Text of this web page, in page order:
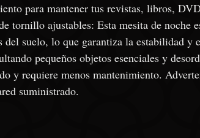
para mantener tus revistas, libros,
tornillo ajustables: Esta mesita de noche
del suelo, lo que garantiza la estabilidad
pequeños objetos esenciales y
y requiere menos mantenimiento.
suministrado.